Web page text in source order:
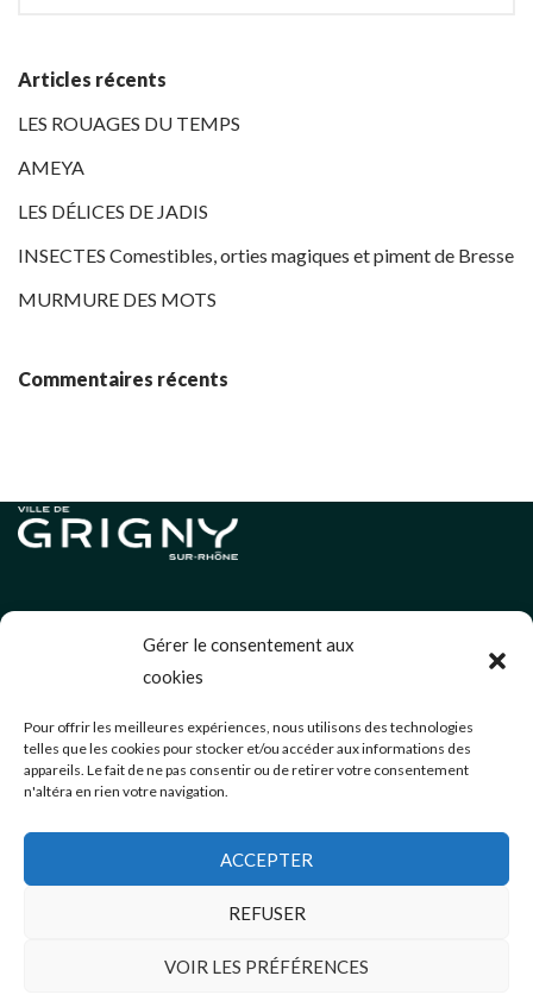
Gérer le consentement aux
cookies
Pour offrir les meilleures expériences, nous utilisons des technologies
telles que les cookies pour stocker et/ou accéder aux informations des
appareils. Le fait de ne pas consentir ou de retirer votre consentement
n'altéra en rien votre navigation.
ACCEPTER
REFUSER
VOIR LES PRÉFÉRENCES
Articles récents
LES ROUAGES DU TEMPS
AMEYA
LES DÉLICES DE JADIS
INSECTES Comestibles, orties magiques et piment de Bresse
MURMURE DES MOTS
Commentaires récents
Politique de cookies (UE)
Éditions précédentes
04 72 49 52 49
3 Avenue Jean Estragnat